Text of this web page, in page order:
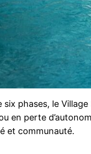
six phases, le
en perte
et communauté.